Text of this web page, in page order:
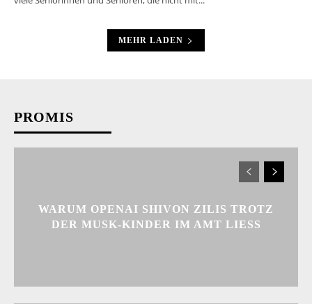
MEHR LADEN
PROMIS
WARUM OPENAI SHIVON ZILIS TROTZ
DER MUSK-KINDER IM AMT LIESS